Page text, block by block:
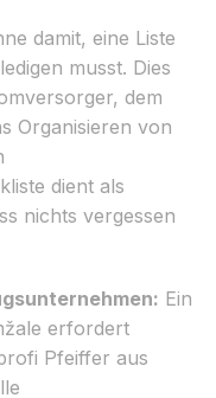
damit, eine Liste
musst. Dies
dem
Organisieren von
dient als
nichts vergessen
Ein
erfordert
Pfeiffer aus